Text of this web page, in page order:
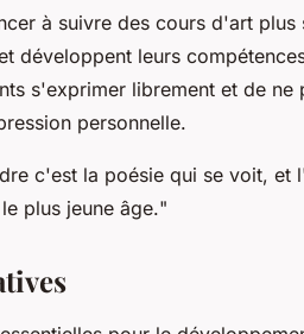
à suivre des cours d'art plus
développent leurs
s'exprimer librement et de ne
personnelle.
c'est la poésie qui se voit, et
plus jeune âge."